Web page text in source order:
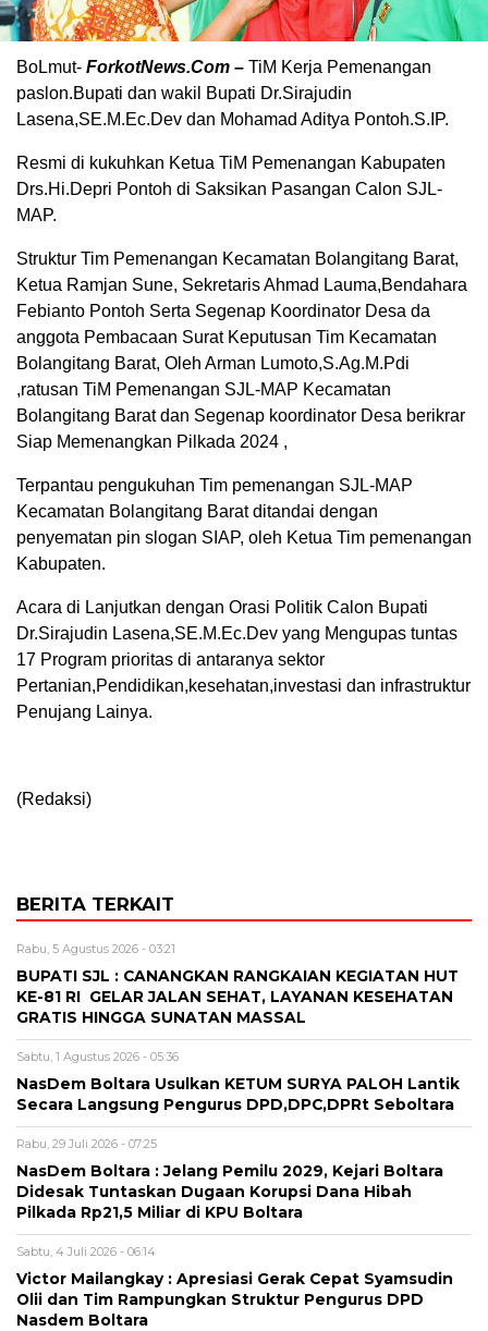
BoLmut- ForkotNews.Com – TiM Kerja Pemenangan
paslon.Bupati dan wakil Bupati Dr.Sirajudin
Lasena,SE.M.Ec.Dev dan Mohamad Aditya Pontoh.S.IP.
Resmi di kukuhkan Ketua TiM Pemenangan Kabupaten
Drs.Hi.Depri Pontoh di Saksikan Pasangan Calon SJL-
MAP.
Struktur Tim Pemenangan Kecamatan Bolangitang Barat,
Ketua Ramjan Sune, Sekretaris Ahmad Lauma,Bendahara
Febianto Pontoh Serta Segenap Koordinator Desa da
anggota Pembacaan Surat Keputusan Tim Kecamatan
Bolangitang Barat, Oleh Arman Lumoto,S.Ag.M.Pdi
,ratusan TiM Pemenangan SJL-MAP Kecamatan
Bolangitang Barat dan Segenap koordinator Desa berikrar
Siap Memenangkan Pilkada 2024 ,
Terpantau pengukuhan Tim pemenangan SJL-MAP
Kecamatan Bolangitang Barat ditandai dengan
penyematan pin slogan SIAP, oleh Ketua Tim pemenangan
Kabupaten.
Acara di Lanjutkan dengan Orasi Politik Calon Bupati
Dr.Sirajudin Lasena,SE.M.Ec.Dev yang Mengupas tuntas
17 Program prioritas di antaranya sektor
Pertanian,Pendidikan,kesehatan,investasi dan infrastruktur
Penujang Lainya.
(Redaksi)
BERITA TERKAIT
Rabu, 5 Agustus 2026 - 03:21
BUPATI SJL : CANANGKAN RANGKAIAN KEGIATAN HUT
KE-81 RI GELAR JALAN SEHAT, LAYANAN KESEHATAN
GRATIS HINGGA SUNATAN MASSAL
Sabtu, 1 Agustus 2026 - 05:36
NasDem Boltara Usulkan KETUM SURYA PALOH Lantik
Secara Langsung Pengurus DPD,DPC,DPRt Seboltara ‎
Rabu, 29 Juli 2026 - 07:25
‎NasDem Boltara : Jelang Pemilu 2029, Kejari Boltara
Didesak Tuntaskan Dugaan Korupsi Dana Hibah
Pilkada Rp21,5 Miliar di KPU Boltara
Sabtu, 4 Juli 2026 - 06:14
Victor Mailangkay : Apresiasi Gerak Cepat Syamsudin
Olii dan Tim Rampungkan Struktur Pengurus DPD
Nasdem Boltara